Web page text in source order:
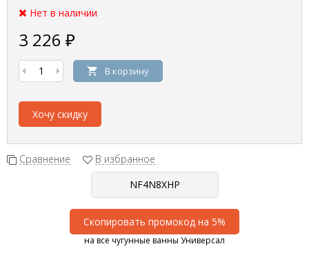
Нет в наличии
3 226 ₽
В корзину
Хочу скидку
Сравнение В избранное
Скопировать промокод на 5%
на все чугунные ванны Универсал